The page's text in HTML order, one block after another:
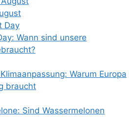
Wann sind unsere
Warum Europa
braucht
Sind Wassermelonen